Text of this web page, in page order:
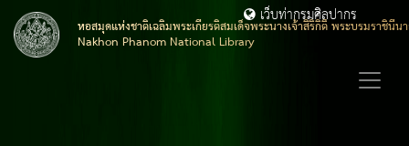
หอสมุดแห่งชาติเฉลิมพระเกียรติสมเด็จพระนางเจ้าสิริกิติ์ พระบรมราชินี
Nakhon Phanom National Library
เว็บท่ากรมศิลปากร